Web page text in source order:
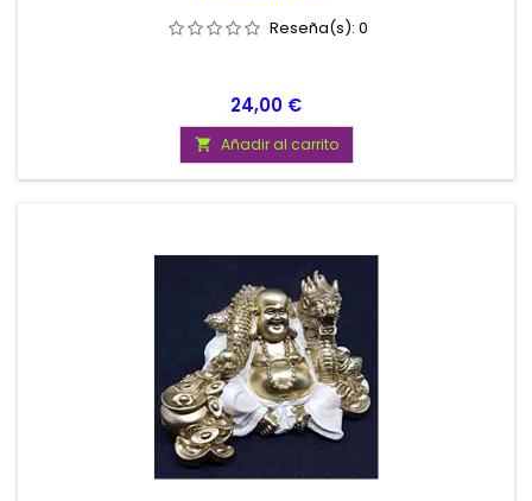
Reseña(s): 0
Precio
24,00 €
 Añadir al carrito